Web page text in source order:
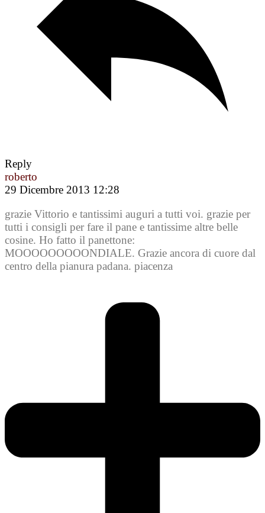
Reply
roberto
29 Dicembre 2013 12:28
grazie Vittorio e tantissimi auguri a tutti voi. grazie per
tutti i consigli per fare il pane e tantissime altre belle
cosine. Ho fatto il panettone:
MOOOOOOOOONDIALE. Grazie ancora di cuore dal
centro della pianura padana. piacenza